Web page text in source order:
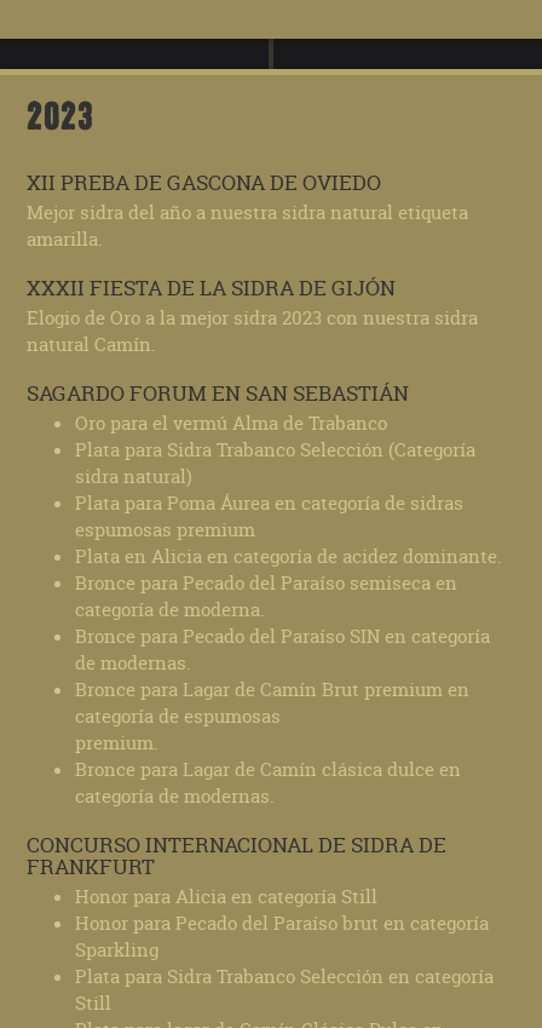
2023
XII PREBA DE GASCONA DE OVIEDO
Mejor sidra del año a nuestra sidra natural etiqueta
amarilla.
XXXII FIESTA DE LA SIDRA DE GIJÓN
Elogio de Oro a la mejor sidra 2023 con nuestra sidra
natural Camín.
SAGARDO FORUM EN SAN SEBASTIÁN
Oro para el vermú Alma de Trabanco
Plata para Sidra Trabanco Selección (Categoría
sidra natural)
Plata para Poma Áurea en categoría de sidras
espumosas premium
Plata en Alicia en categoría de acidez dominante.
Bronce para Pecado del Paraíso semiseca en
categoría de moderna.
Bronce para Pecado del Paraíso SIN en categoría
de modernas.
Bronce para Lagar de Camín Brut premium en
categoría de espumosas
premium.
Bronce para Lagar de Camín clásica dulce en
categoría de modernas.
CONCURSO INTERNACIONAL DE SIDRA DE
FRANKFURT
Honor para Alicia en categoría Still
Honor para Pecado del Paraíso brut en categoría
Sparkling
Plata para Sidra Trabanco Selección en categoría
Still